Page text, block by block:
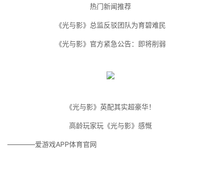
热门新闻推荐
《光与影》总监反驳团队为育碧难民
《光与影》官方紧急公告：即将削弱
《光与影》英配其实超豪华！
高龄玩家玩《光与影》感慨
————爱游戏APP体育官网